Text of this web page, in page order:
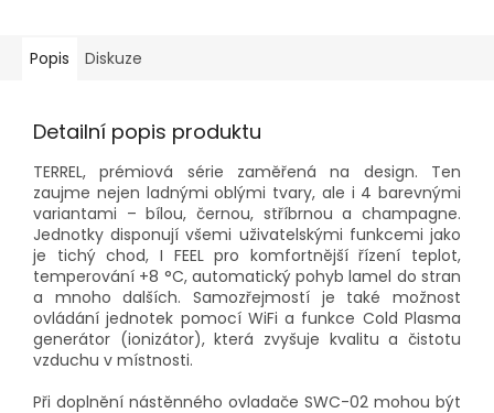
Popis Diskuze
Detailní popis produktu
TERREL, prémiová série zaměřená na design. Ten
zaujme nejen ladnými oblými tvary, ale i 4 barevnými
variantami – bílou, černou, stříbrnou a champagne.
Jednotky disponují všemi uživatelskými funkcemi jako
je tichý chod, I FEEL pro komfortnější řízení teplot,
temperování +8 °C, automatický pohyb lamel do stran
a mnoho dalších. Samozřejmostí je také možnost
ovládání jednotek pomocí WiFi a funkce Cold Plasma
generátor (ionizátor), která zvyšuje kvalitu a čistotu
vzduchu v místnosti.
Při doplnění nástěnného ovladače SWC-02 mohou být